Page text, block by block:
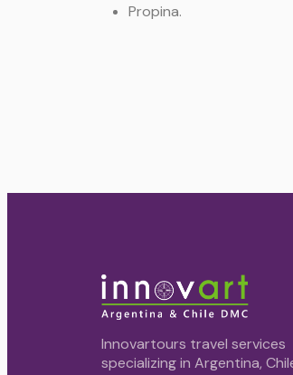
Propina.
Innovartours travel services
specializing in Argentina,